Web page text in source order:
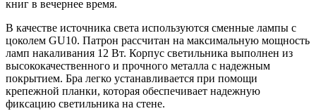
книг в вечернее время.
В качестве источника света используются сменные лампы с
цоколем GU10. Патрон рассчитан на максимальную мощность
ламп накаливания 12 Вт. Корпус светильника выполнен из
высококачественного и прочного металла с надежным
покрытием. Бра легко устанавливается при помощи
крепежной планки, которая обеспечивает надежную
фиксацию светильника на стене.